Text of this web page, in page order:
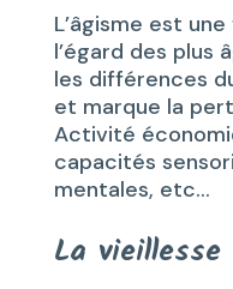
L’âgisme est
l’égard des plus
les différences
et marque la
Activité
capacités
mentales, etc…
La vieillesse